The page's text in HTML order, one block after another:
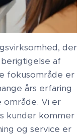
der
af
fokusområde er
års erfaring
Vi er
kunder kommer
og service er